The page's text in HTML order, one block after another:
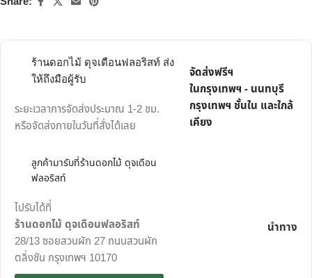
ร้านดอกไม้ ดุจเดือนฟลอริสท์ ส่ง
ให้ถึงมือผู้รับ
ระยะเวลาการจัดส่งประมาณ 1-2 ชม.
หรือจัดส่งภายในวันที่สั่งได้เลย
จัดส่งฟรีฯ
ในกรุงเทพฯ - นนทบุรี
กรุงเทพฯ ชั้นใน และใกล้
เคียง
ลูกค้ามารับที่ร้านดอกไม้ ดุจเดือน
ฟลอริสท์
ไปรับได้ที่
ร้านดอกไม้ ดุจเดือนฟลอริสท์
28/13 ซอยสวนผัก 27 ถนนสวนผัก
ตลิ่งชัน กรุงเทพฯ 10170
นำทาง